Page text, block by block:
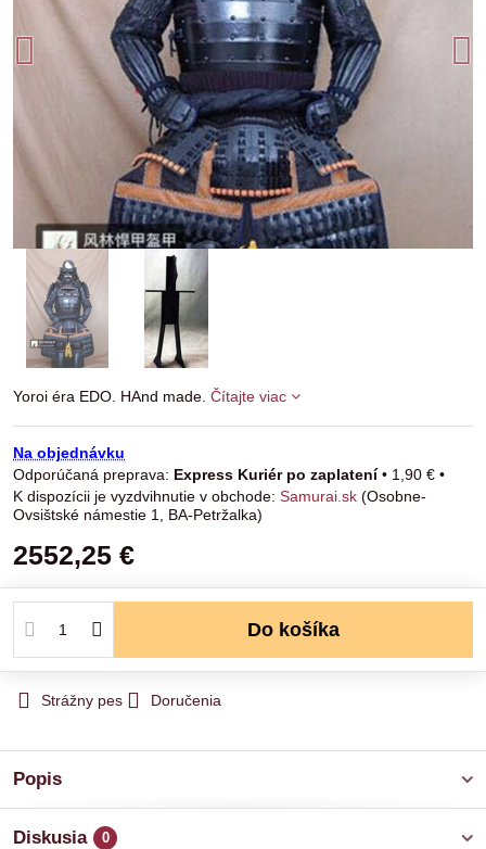
Yoroi éra EDO. HAnd made. Čítajte viac
Na objednávku
Express Kuriér po zaplatení• 1,90 € •
Samurai.sk (Osobne-
Ovsištské námestie 1, BA-Petržalka)
2552,25 €
Do košíka
Strážny pes Doručenia
Popis
Diskusia 0